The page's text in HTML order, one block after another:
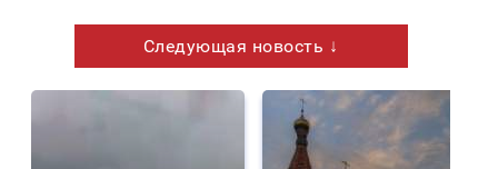
Следующая новость ↓